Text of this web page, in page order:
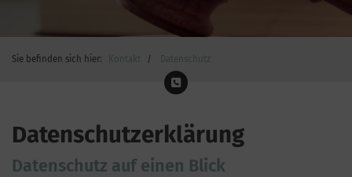
Sie befinden sich hier: Kontakt Datenschutz
Datenschutzerklärung
Datenschutz auf einen Blick